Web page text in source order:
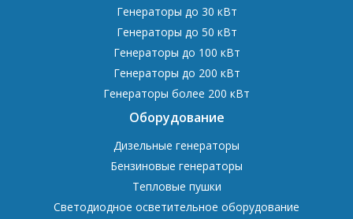
Генераторы до 30 кВт
Генераторы до 50 кВт
Генераторы до 100 кВт
Генераторы до 200 кВт
Генераторы более 200 кВт
Оборудование
Дизельные генераторы
Бензиновые генераторы
Тепловые пушки
Светодиодное осветительное оборудование